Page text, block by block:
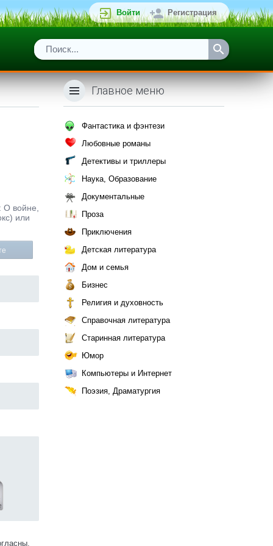
Войти Регистрация
войне,
или
Главное меню
Фантастика и фэнтези
Любовные романы
Детективы и триллеры
Наука, Образование
Документальные
Проза
Приключения
Детская литература
Дом и семья
Бизнес
Религия и духовность
Справочная литература
Старинная литература
Юмор
Компьютеры и Интернет
Поэзия, Драматургия